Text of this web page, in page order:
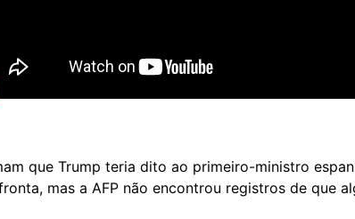
que Trump teria dito ao primeiro-ministro
mas a AFP não encontrou registros de que